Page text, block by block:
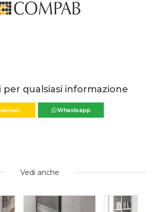
qualsiasi informazione
Vedi anche